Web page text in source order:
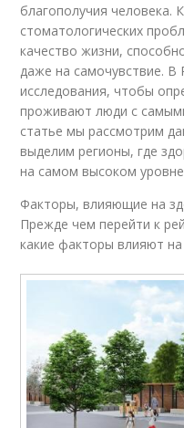
благополучия человека.
стоматологических
качество жизни,
даже на самочувствие. В
исследования, чтобы
проживают люди с
статье мы рассмотрим
выделим регионы, где
на самом высоком
Факторы, влияющие на
Прежде чем перейти к
какие факторы влияют